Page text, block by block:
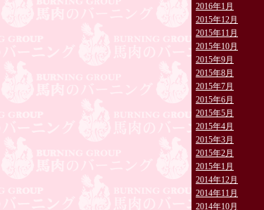
2016年1月
2015年12月
2015年11月
2015年10月
2015年9月
2015年8月
2015年7月
2015年6月
2015年5月
2015年4月
2015年3月
2015年2月
2015年1月
2014年12月
2014年11月
2014年10月